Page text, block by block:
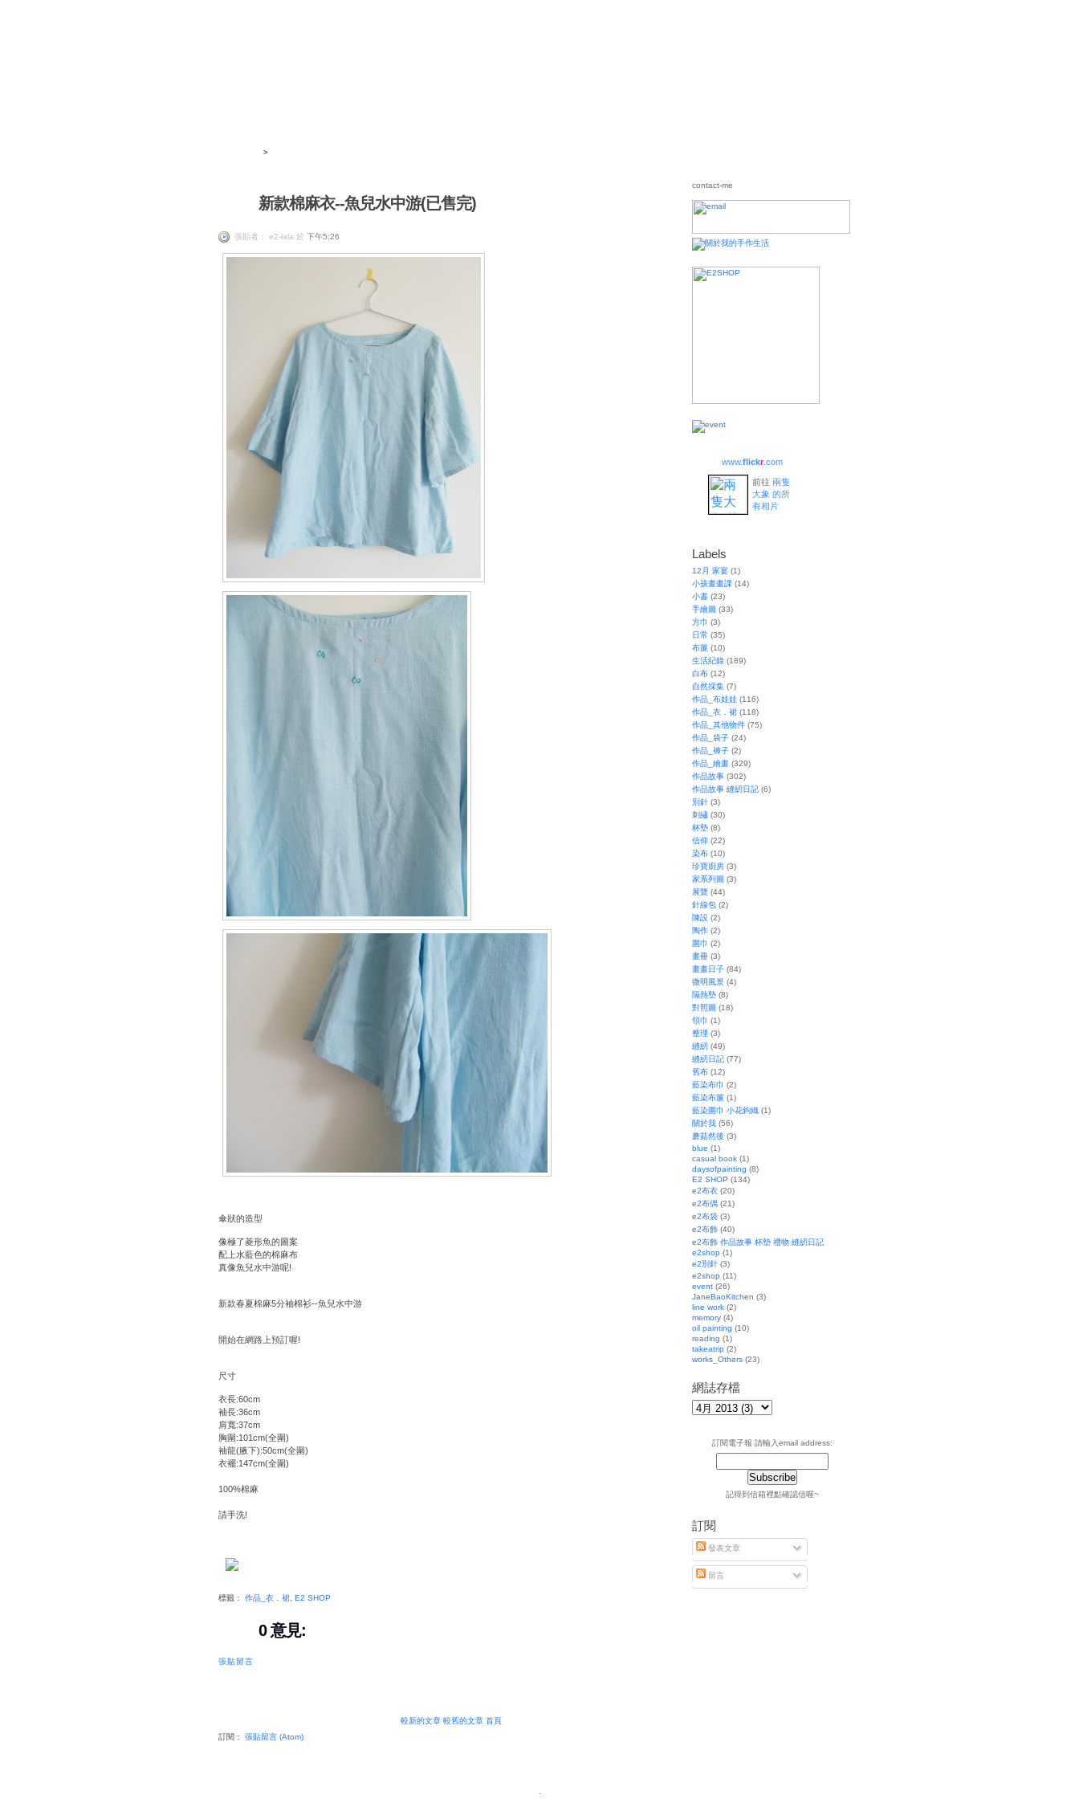
e2-lala
>
新款棉麻衣--魚兒水中游(已售完)
張貼者： e2-lala 於 下午5:26
傘狀的造型
像極了菱形魚的圖案
配上水藍色的棉麻布
真像魚兒水中游呢!
新款春夏棉麻5分袖棉衫--魚兒水中游
開始在網路上預訂喔!
尺寸
衣長:60cm
袖長:36cm
肩寬:37cm
胸圍:101cm(全圍)
袖龍(腋下):50cm(全圍)
衣襬:147cm(全圍)
100%棉麻
請手洗!
標籤： 作品_衣．裙 E2 SHOP
0 意見:
張貼留言
較新的文章 較舊的文章 首頁
訂閱： 張貼留言 (Atom)
www.flickr.com
前往 兩隻
大象 的所
有相片
Labels
12月 家宴 (1)
小孩畫畫課 (14)
小書 (23)
手繪圖 (33)
方巾 (3)
日常 (35)
布簾 (10)
生活紀錄 (189)
白布 (12)
自然採集 (7)
作品_布娃娃 (116)
作品_衣．裙 (118)
作品_其他物件 (75)
作品_袋子 (24)
作品_褲子 (2)
作品_繪畫 (329)
作品故事 (302)
作品故事 縫紉日記 (6)
別針 (3)
刺繡 (30)
杯墊 (8)
信仰 (22)
染布 (10)
珍寶廚房 (3)
家系列圖 (3)
展覽 (44)
針線包 (2)
陳設 (2)
陶作 (2)
圍巾 (2)
畫冊 (3)
畫畫日子 (84)
微明風景 (4)
隔熱墊 (8)
對照圖 (18)
領巾 (1)
整理 (3)
縫紉 (49)
縫紉日記 (77)
舊布 (12)
藍染布巾 (2)
藍染布簾 (1)
藍染圍巾 小花鉤織 (1)
關於我 (56)
蘑菇然後 (3)
blue (1)
casual book (1)
daysofpainting (8)
E2 SHOP (134)
e2布衣 (20)
e2布偶 (21)
e2布袋 (3)
e2布飾 (40)
e2布飾 作品故事 杯墊 禮物 縫紉日記
e2shop (1)
e2別針 (3)
e2shop (11)
event (26)
JaneBaoKitchen (3)
line work (2)
memory (4)
oil painting (10)
reading (1)
takeatrip (2)
works_Others (23)
網誌存檔
訂閱電子報 請輸入email address:
記得到信箱裡點確認信喔~
訂閱
發表文章
留言